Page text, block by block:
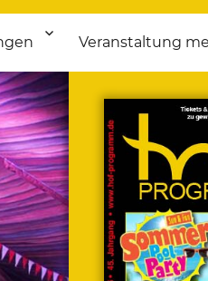
Veranstaltung